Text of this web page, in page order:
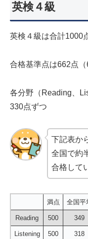
英検４級
英検４級は合計1000
合格基準点は662点（
各分野（Reading、
330点ずつ
下記表か
全国で約
合格して
満点 全国平
Reading 500 349
Listening 500 318